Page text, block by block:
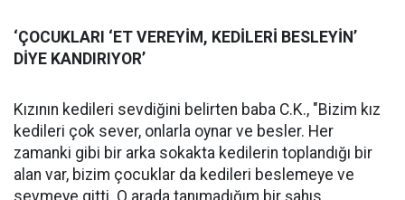
‘ÇOCUKLARI ‘ET VEREYİM, KEDİLERİ BESLEYİN’
DİYE KANDIRIYOR’
Kızının kedileri sevdiğini belirten baba C.K., "Bizim kız
kedileri çok sever, onlarla oynar ve besler. Her
zamanki gibi bir arka sokakta kedilerin toplandığı bir
alan var, bizim çocuklar da kedileri beslemeye ve
sevmeye gitti. O arada tanımadığım bir şahıs